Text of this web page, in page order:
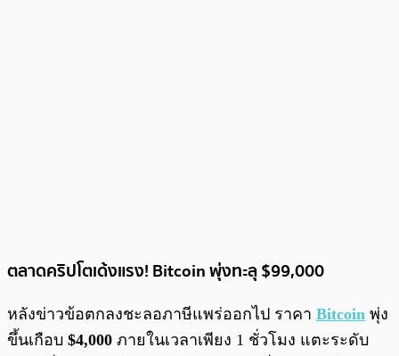
ตลาดคริปโตเด้งแรง! Bitcoin พุ่งทะลุ $99,000
หลังข่าวข้อตกลงชะลอภาษีแพร่ออกไป ราคา Bitcoin พุ่ง
ขึ้นเกือบ $4,000 ภายในเวลาเพียง 1 ชั่วโมง แตะระดับ